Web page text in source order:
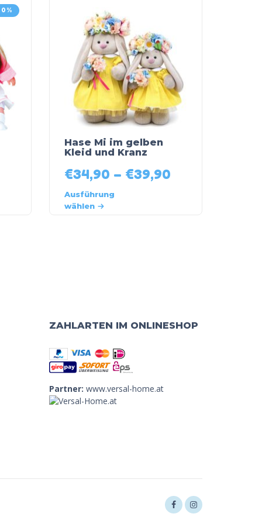
Hase Mi im gelben
Kleid und Kranz
€34,90 – €39,90
Ausführung
wählen
ZAHLARTEN IM ONLINESHOP
Partner: www.versal-home.at